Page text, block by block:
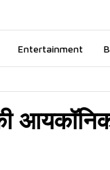
Entertainment
आयकॉनिक